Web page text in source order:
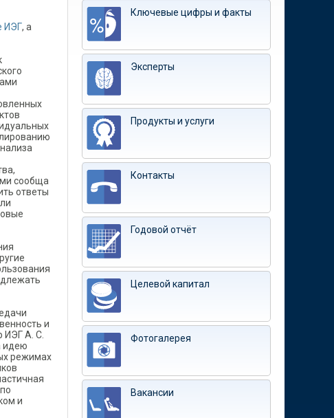
ИЭГ, а
сообща
ответы
и
ИЭГ А. С.
идею
режимах
и
Ключевые цифры и факты
Эксперты
Продукты и услуги
Контакты
Годовой отчёт
Целевой капитал
Фотогалерея
Вакансии